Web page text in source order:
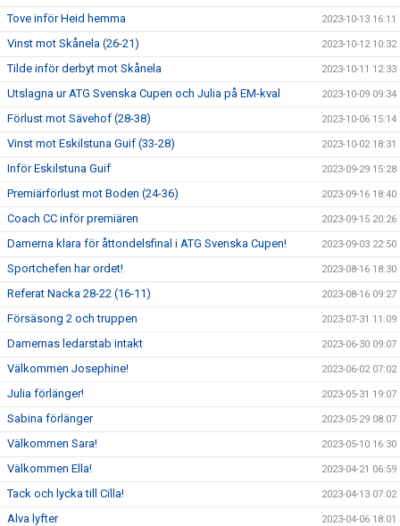
Tove inför Heid hemma 2023-10-13 16:11
Vinst mot Skånela (26-21) 2023-10-12 10:32
Tilde inför derbyt mot Skånela 2023-10-11 12:33
Utslagna ur ATG Svenska Cupen och Julia på EM-kval 2023-10-09 09:34
Förlust mot Sävehof (28-38) 2023-10-06 15:14
Vinst mot Eskilstuna Guif (33-28) 2023-10-02 18:31
Inför Eskilstuna Guif 2023-09-29 15:28
Premiärförlust mot Boden (24-36) 2023-09-16 18:40
Coach CC inför premiären 2023-09-15 20:26
Damerna klara för åttondelsfinal i ATG Svenska Cupen! 2023-09-03 22:50
Sportchefen har ordet! 2023-08-16 18:30
Referat Nacka 28-22 (16-11) 2023-08-16 09:27
Försäsong 2 och truppen 2023-07-31 11:09
Damernas ledarstab intakt 2023-06-30 09:07
Välkommen Josephine! 2023-06-02 07:02
Julia förlänger! 2023-05-31 19:07
Sabina förlänger 2023-05-29 08:07
Välkommen Sara! 2023-05-10 16:30
Välkommen Ella! 2023-04-21 06:59
Tack och lycka till Cilla! 2023-04-13 07:02
Alva lyfter 2023-04-06 18:01